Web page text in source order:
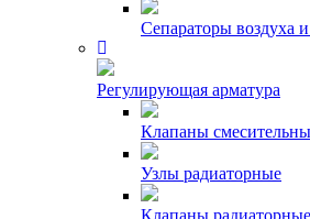
Сепараторы воздуха
Регулирующая арматура
Клапаны
Узлы радиаторные
Клапаны радиаторные